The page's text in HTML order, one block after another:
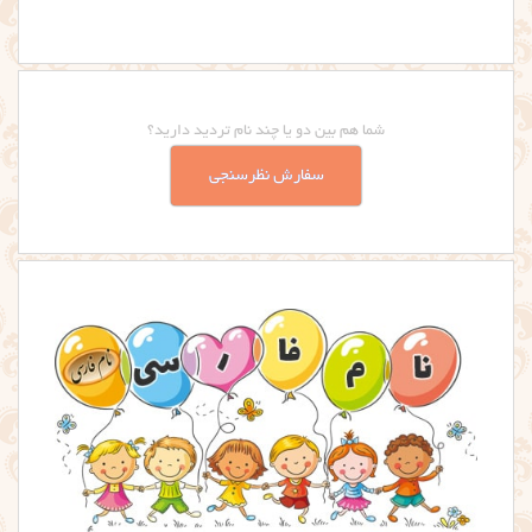
شما هم بین دو یا چند نام تردید دارید؟
سفارش نظرسنجی